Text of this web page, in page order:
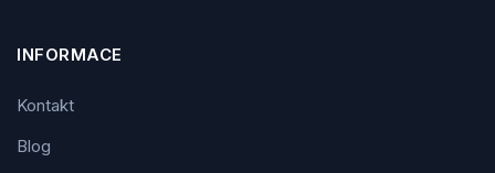
INFORMACE
Kontakt
Blog